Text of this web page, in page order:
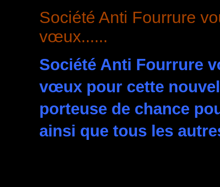
Société Anti Fourrure
vœux......
Société Anti Fourrure
vœux pour cette
porteuse de chance
ainsi que tous les